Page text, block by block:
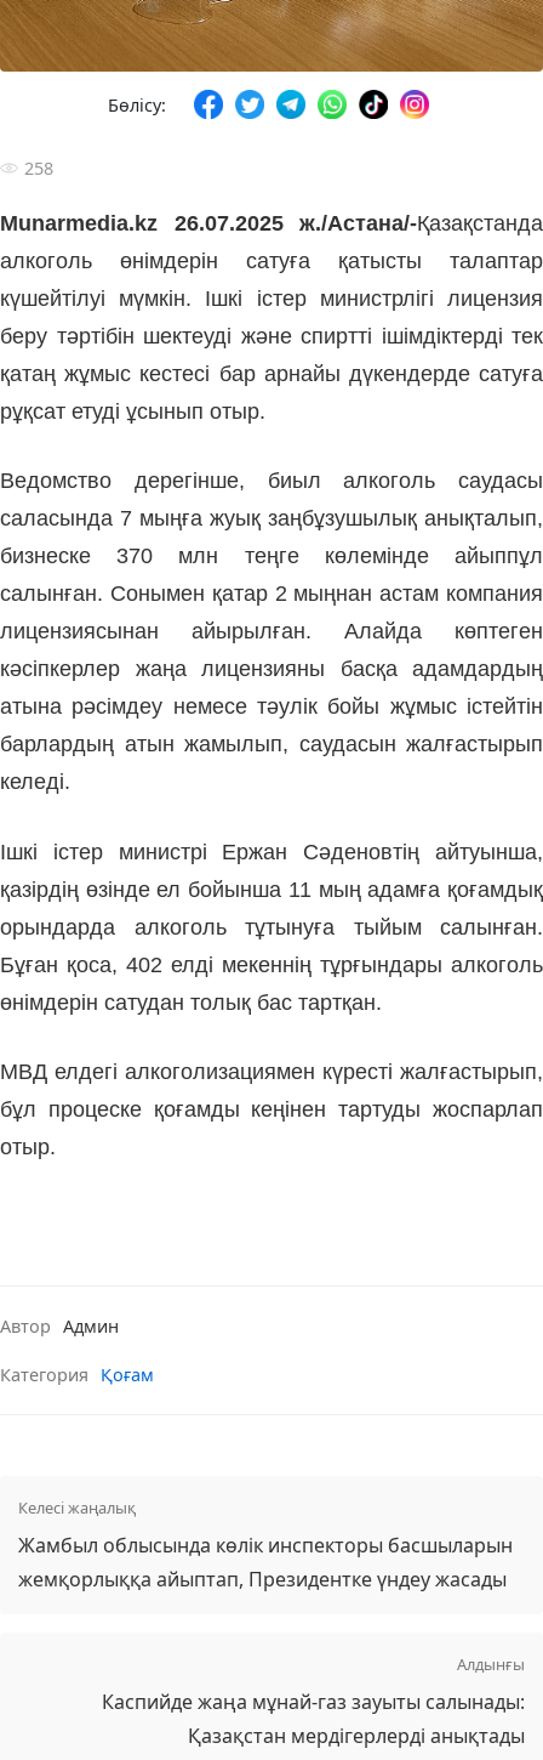
Бөлісу:
258
Munarmedia.kz 26.07.2025 ж./Астана/-Қазақстанда
алкоголь өнімдерін сатуға қатысты талаптар
күшейтілуі мүмкін. Ішкі істер министрлігі лицензия
беру тәртібін шектеуді және спиртті ішімдіктерді тек
қатаң жұмыс кестесі бар арнайы дүкендерде сатуға
рұқсат етуді ұсынып отыр.
Ведомство дерегінше, биыл алкоголь саудасы
саласында 7 мыңға жуық заңбұзушылық анықталып,
бизнеске 370 млн теңге көлемінде айыппұл
салынған. Сонымен қатар 2 мыңнан астам компания
лицензиясынан айырылған. Алайда көптеген
кәсіпкерлер жаңа лицензияны басқа адамдардың
атына рәсімдеу немесе тәулік бойы жұмыс істейтін
барлардың атын жамылып, саудасын жалғастырып
келеді.
Ішкі істер министрі Ержан Сәденовтің айтуынша,
қазірдің өзінде ел бойынша 11 мың адамға қоғамдық
орындарда алкоголь тұтынуға тыйым салынған.
Бұған қоса, 402 елді мекеннің тұрғындары алкоголь
өнімдерін сатудан толық бас тартқан.
МВД елдегі алкоголизациямен күресті жалғастырып,
бұл процеске қоғамды кеңінен тартуды жоспарлап
отыр.
Автор Админ
Категория Қоғам
Келесі жаңалық
Жамбыл облысында көлік инспекторы басшыларын
жемқорлыққа айыптап, Президентке үндеу жасады
Алдынғы
Каспийде жаңа мұнай-газ зауыты салынады:
Қазақстан мердігерлерді анықтады